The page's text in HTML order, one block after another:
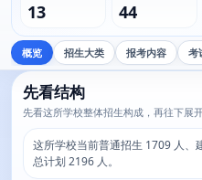
13 44
概览 招生大类 报考内容 考
先看结构
先看这所学校整体招生构成，再往下展
这所学校当前普通招生 1709 人、
总计划 2196 人。